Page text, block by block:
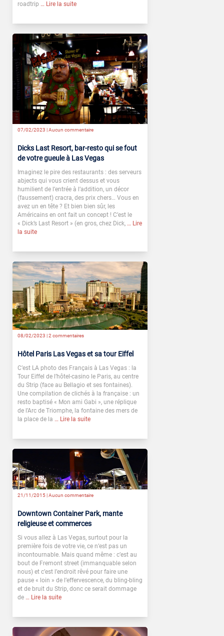
roadtrip … Lire la suite
07/02/2023 |Aucun commentaire
Dicks Last Resort, bar-resto qui se fout
de votre gueule à Las Vegas
Imaginez le pire des restaurants : des serveurs
abjects qui vous crient dessus et vous
humilient de l’entrée à l’addition, un décor
(faussement) cracra, des prix chers… Vous en
avez un en tête ? Et bien bien sûr, les
Américains en ont fait un concept ! C’est le
« Dick’s Last Resort » (en gros, chez Dick, … Lire
la suite
08/02/2023 |2 commentaires
Hôtel Paris Las Vegas et sa tour Eiffel
C’est LA photo des Français à Las Vegas : la
Tour Eiffel de l’hôtel-casino le Paris, au centre
du Strip (face au Bellagio et ses fontaines).
Une compilation de clichés à la française : un
resto baptisé « Mon ami Gabi », une réplique
de l’Arc de Triomphe, la fontaine des mers de
la place de la … Lire la suite
21/11/2015 |Aucun commentaire
Downtown Container Park, mante
religieuse et commerces
Si vous allez à Las Vegas, surtout pour la
première fois de votre vie, ce n’est pas un
incontournable. Mais quand même : c’est au
bout de Fremont street (immanquable selon
nous) et c’est l’endroit rêvé pour faire une
pause « loin » de l’effervescence, du bling-bling
et de bruit du Strip, donc ce serait dommage
de … Lire la suite